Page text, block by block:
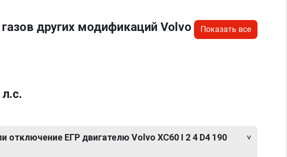
других модификаций Volvo
Показать все
отключение ЕГР двигателю Volvo XC60 I 2 4 D4 190